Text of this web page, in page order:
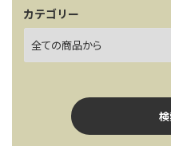
カテゴリー